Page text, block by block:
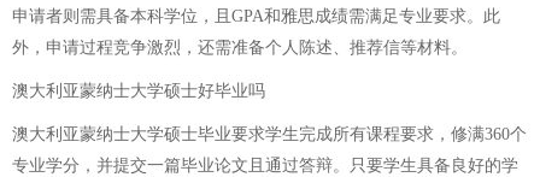
申请者则需具备本科学位，且GPA和雅思成绩需满足专业要求。此
外，申请过程竞争激烈，还需准备个人陈述、推荐信等材料。
澳大利亚蒙纳士大学硕士好毕业吗
澳大利亚蒙纳士大学硕士毕业要求学生完成所有课程要求，修满360个
专业学分，并提交一篇毕业论文且通过答辩。只要学生具备良好的学